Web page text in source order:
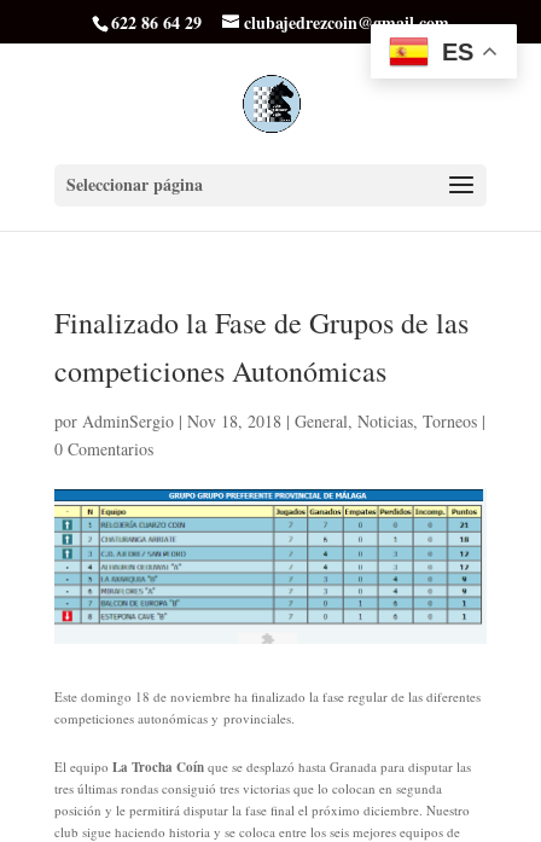
622 86 64 29 clubajedrezcoin@gmail.com
Seleccionar página
Finalizado la Fase de Grupos de las
competiciones Autonómicas
por AdminSergio| Nov 18, 2018| General, Noticias, Torneos|
0 Comentarios
Este domingo 18 de noviembre ha finalizado la fase regular de las diferentes
competiciones autonómicas y provinciales.
El equipo La Trocha Coínque se desplazó hasta Granada para disputar las
tres últimas rondas consiguió tres victorias que lo colocan en segunda
posición y le permitirá disputar la fase final el próximo diciembre. Nuestro
club sigue haciendo historia y se coloca entre los seis mejores equipos de
ES